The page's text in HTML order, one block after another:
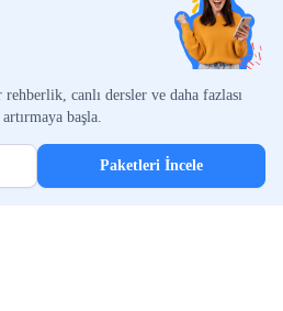
canlı dersler ve daha fazlası
başla.
Paketleri İncele